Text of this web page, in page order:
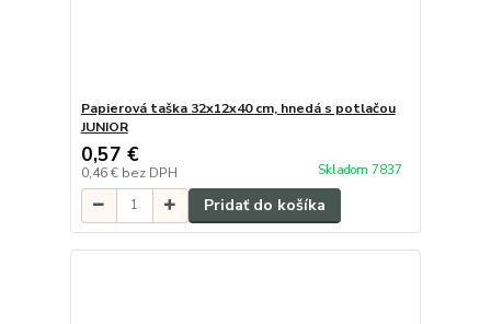
Papierová taška 32x12x40 cm, hnedá s potlačou
JUNIOR
0,57 €
0,46 € bez DPH Skladom 7837
Pridať do košíka